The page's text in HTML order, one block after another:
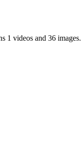
1 videos and 36 images.